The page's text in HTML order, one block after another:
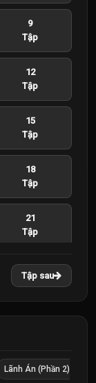
9
Tập
12
Tập
15
Tập
18
Tập
21
Tập
Tập sau
Lãnh Án (Phần 2)